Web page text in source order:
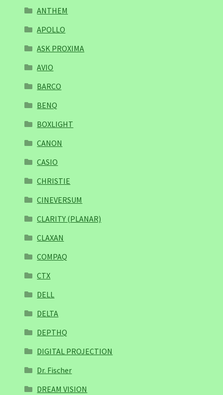
ANTHEM
APOLLO
ASK PROXIMA
AVIO
BARCO
BENQ
BOXLIGHT
CANON
CASIO
CHRISTIE
CINEVERSUM
CLARITY (PLANAR)
CLAXAN
COMPAQ
CTX
DELL
DELTA
DEPTHQ
DIGITAL PROJECTION
Dr. Fischer
DREAM VISION